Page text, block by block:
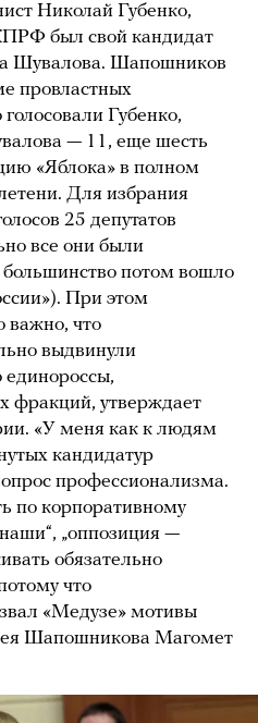
Николай Губенко,
был свой кандидат
Шувалова. Шапошников
провластных
Губенко,
— 11, еще шесть
«Яблока» в полном
Для избрания
25 депутатов
все они были
потом вошло
При этом
важно, что
выдвинули
единороссы,
фракций, утверждает
«У меня как к людям
кандидатур
профессионализма.
по корпоративному
„оппозиция —
обязательно
что
«Медузе» мотивы
Шапошникова Магомет